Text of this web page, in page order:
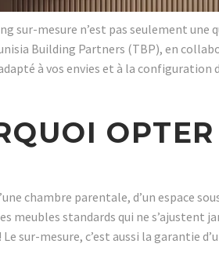
sur-mesure n’est pas seulement
Building Partners (TBP), en
à vos envies et à la configuration
chambre parentale, d’un espace
meubles standards qui ne s’ajustent
Le sur-mesure, c’est aussi la garantie